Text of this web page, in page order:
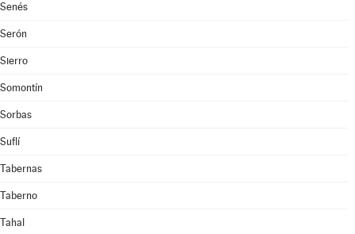
Senés
Serón
Sierro
Somontín
Sorbas
Suflí
Tabernas
Taberno
Tahal